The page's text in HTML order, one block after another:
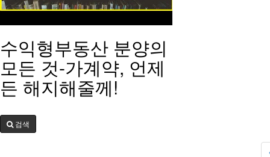
수익형부동산 분양의
모든 것-가계약, 언제
든 해지해줄께!
검색